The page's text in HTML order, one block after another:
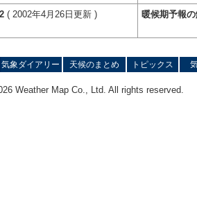
( 2002年4月26日更新 ) 暖候期予報
気象ダイアリー 天候のまとめ トピックス
Weather Map Co., Ltd. All rights reserved.